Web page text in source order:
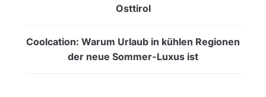
Osttirol
Coolcation: Warum Urlaub in kühlen Regionen
der neue Sommer-Luxus ist